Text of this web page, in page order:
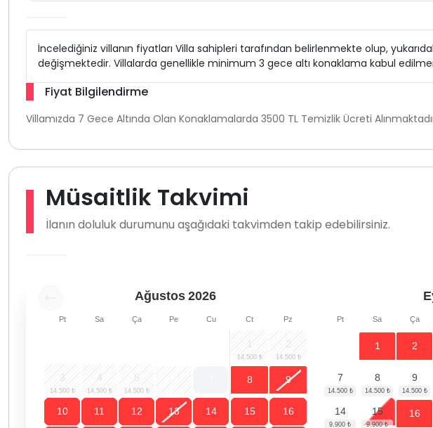
İncelediğiniz villanın fiyatları Villa sahipleri tarafından belirlenmekte olup,
değişmektedir. Villalarda genellikle minimum 3 gece altı konaklama kabul
Fiyat Bilgilendirme
Villamızda 7 Gece Altında Olan Konaklamalarda 3500 TL Temizlik Ücreti
Müsaitlik Takvimi
İlanın doluluk durumunu aşağıdaki takvimden takip edebilirsiniz.
Ağustos 2026
Pt Sa Ça Pe Cu Ct Pz
1 2
3 4 5 8 9
10 11 12 13 14 15 16
Pt Sa Ça
1 2
7 8 9
14 15 16